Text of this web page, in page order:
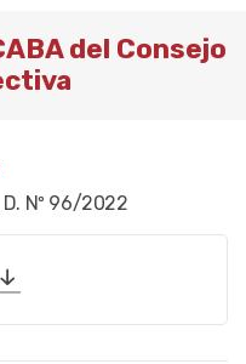
del Consejo
Nº 96/2022